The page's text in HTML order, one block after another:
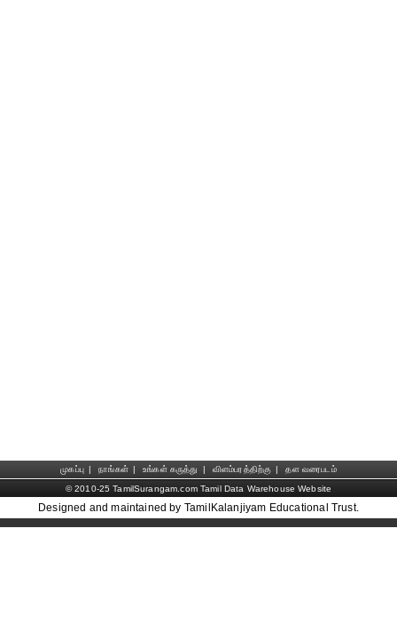
முகப்பு | நாங்கள் | உங்கள் கருத்து | விளம்பரத்திற்கு |
தள வரைபடம்
© 2010-25 TamilSurangam.com Tamil Data Warehouse Website
Designed and maintained by TamilKalanjiyam Educational Trust.